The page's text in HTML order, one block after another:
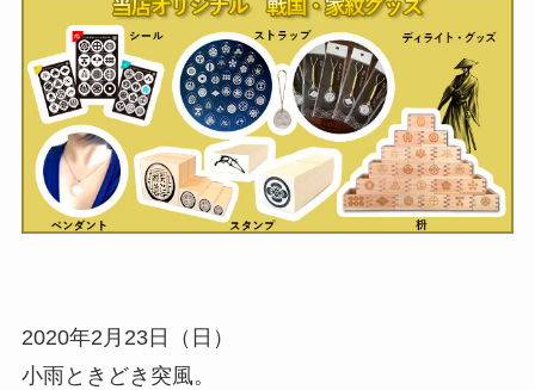
2020年2月23日（日）
小雨ときどき突風。